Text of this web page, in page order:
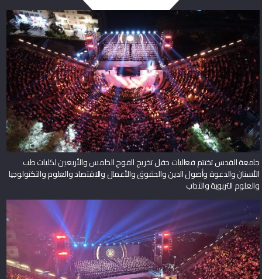
جامعة القدس تختتم فعاليات حفل تخريج الفوج الخامس والأربعين لكليات طب
الأسنان والدعوة وأصول الدين والحقوق والأعمال والاقتصاد والعلوم والتكنولوجيا
والعلوم التربوية والآداب